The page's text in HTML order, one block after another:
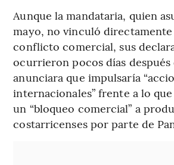
Aunque la mandataria, quien
mayo, no vinculó directamente
conflicto comercial, sus
ocurrieron pocos días después
anunciara que impulsaría
internacionales” frente a lo
un “bloqueo comercial” a
costarricenses por parte de